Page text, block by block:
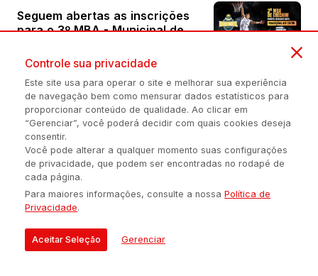
Seguem abertas as inscrições
para o 3º MBA - Municipal de
Ampla representa Getúlio
Vargas na etapa regional dos
Jogos Industriários de Futsal
Rally Ipiranga libera mapa de
acesso ao público
Atlântico terá mais dois jogos
Controle sua privacidade
Este site usa para operar o site e melhorar sua experiência
de navegação bem como mensurar dados estatísticos para
proporcionar conteúdo de qualidade. Ao clicar em
“Gerenciar”, você poderá decidir com quais cookies deseja
consentir.
Você pode alterar a qualquer momento suas configurações
de privacidade, que podem ser encontradas no rodapé de
cada página.
Para maiores informações, consulte a nossaPolítica de
Privacidade.
Aceitar Seleção Gerenciar